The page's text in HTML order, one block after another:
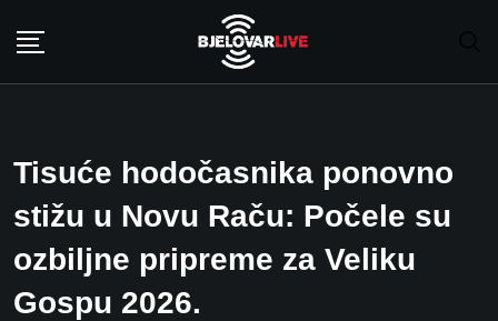
Tisuće hodočasnika ponovno
stižu u Novu Raču: Počele su
ozbiljne pripreme za Veliku
Gospu 2026.